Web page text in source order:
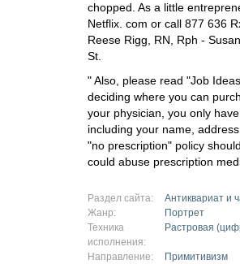
chopped. As a little
Netflix. com or call 877 636
Reese Rigg, RN, Rph -
St.
" Also, please read "Job
deciding where you can
your physician, you only
including your name,
"no prescription" policy
could abuse prescription
Раздел сайта:
Антиквариат и
Жанр:
Портрет
Техника
исполнения:
Растровая
Направление: Примитивизм